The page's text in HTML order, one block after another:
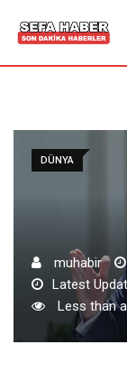
DÜNYA
muhabir
Latest
Less than